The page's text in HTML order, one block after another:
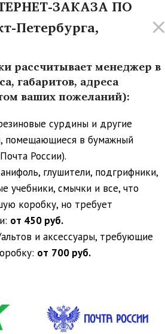
ЗАКАЗА ПО
Петербурга,
рассчитывает менеджер в
габаритов, адреса
ваших пожеланий):
сурдины и другие
помещающиеся в бумажный
России).
глушители, подгрифники,
учебники, смычки и все, что
коробку, но требует
от 450 руб.
и аксессуары, требующие
от 700 руб.